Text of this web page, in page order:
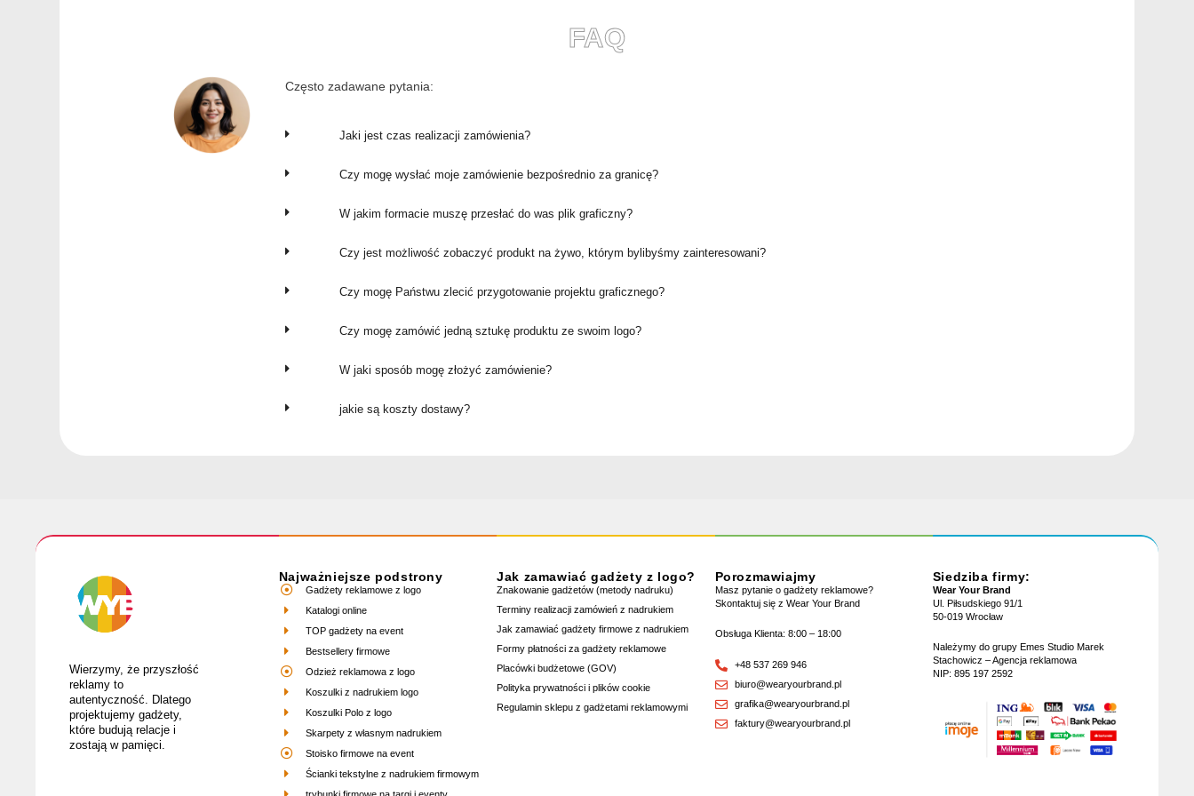
FAQ
Często zadawane pytania:
Jaki jest czas realizacji zamówienia?
Czy mogę wysłać moje zamówienie bezpośrednio za granicę?
W jakim formacie muszę przesłać do was plik graficzny?
Czy jest możliwość zobaczyć produkt na żywo, którym bylibyśmy zainteresowani?
Czy mogę Państwu zlecić przygotowanie projektu graficznego?
Czy mogę zamówić jedną sztukę produktu ze swoim logo?
W jaki sposób mogę złożyć zamówienie?
jakie są koszty dostawy?
Wierzymy, że przyszłość
reklamy to
autentyczność. Dlatego
projektujemy gadżety,
które budują relacje i
zostają w pamięci.
Najważniejsze podstrony
Gadżety reklamowe z logo
Katalogi online
TOP gadżety na event
Bestsellery firmowe
Odzież reklamowa z logo
Koszulki z nadrukiem logo
Koszulki Polo z logo
Skarpety z własnym nadrukiem
Stoisko firmowe na event
Ścianki tekstylne z nadrukiem firmowym
Jak zamawiać gadżety z logo?
Znakowanie gadżetów (metody nadruku)
Terminy realizacji zamówień z nadrukiem
Jak zamawiać gadżety firmowe z nadrukiem
Formy płatności za gadżety reklamowe
Placówki budżetowe (GOV)
Polityka prywatności i plików cookie
Regulamin sklepu z gadżetami reklamowymi
Porozmawiajmy
Masz pytanie o gadżety reklamowe?
Skontaktuj się z Wear Your Brand
Obsługa Klienta: 8:00 – 18:00
+48 537 269 946
biuro@wearyourbrand.pl
grafika@wearyourbrand.pl
faktury@wearyourbrand.pl
Siedziba firmy:
Wear Your Brand
Ul. Piłsudskiego 91/1
50-019 Wrocław
Należymy do grupy Emes Studio Marek
Stachowicz – Agencja reklamowa
NIP: 895 197 2592